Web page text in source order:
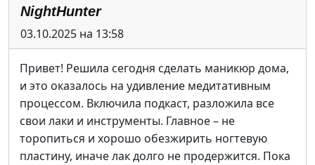
NightHunter
03.10.2025 на 13:58
Привет! Решила сегодня сделать маникюр дома,
и это оказалось на удивление медитативным
процессом. Включила подкаст, разложила все
свои лаки и инструменты. Главное – не
торопиться и хорошо обезжирить ногтевую
пластину, иначе лак долго не продержится. Пока